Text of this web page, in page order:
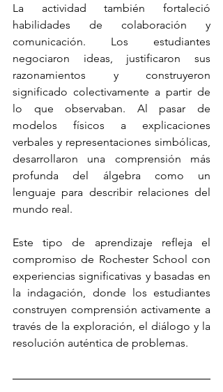
La actividad también fortaleció
habilidades de colaboración y
comunicación. Los estudiantes
negociaron ideas, justificaron sus
razonamientos y construyeron
significado colectivamente a partir de
lo que observaban. Al pasar de
modelos físicos a explicaciones
verbales y representaciones simbólicas,
desarrollaron una comprensión más
profunda del álgebra como un
lenguaje para describir relaciones del
mundo real.
Este tipo de aprendizaje refleja el
compromiso de Rochester School con
experiencias significativas y basadas en
la indagación, donde los estudiantes
construyen comprensión activamente a
través de la exploración, el diálogo y la
resolución auténtica de problemas.